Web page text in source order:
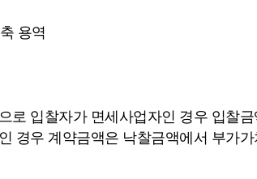
용역
입찰자가 면세사업자인 경우 입찰
경우 계약금액은 낙찰금액에서 부가